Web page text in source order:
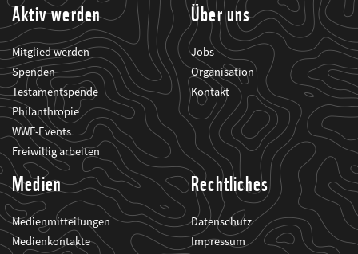
Aktiv werden
Mitglied werden
Spenden
Testamentspende
Philanthropie
WWF-Events
Freiwillig arbeiten
Über uns
Jobs
Organisation
Kontakt
Medien
Medienmitteilungen
Medienkontakte
Rechtliches
Datenschutz
Impressum